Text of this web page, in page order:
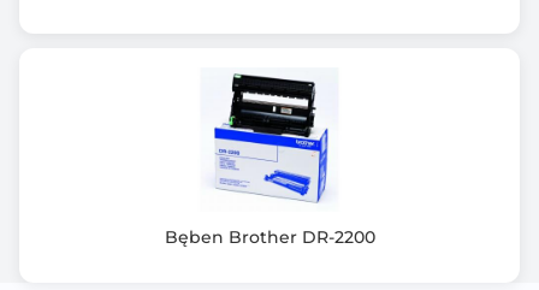
Bęben Brother DR-2200